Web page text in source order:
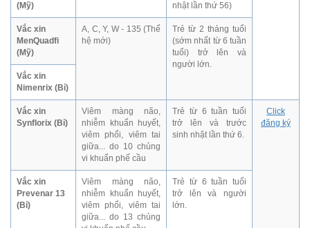
(Mỹ)
nhật lần thứ 56)
Vắc xin
MenQuadfi
(Mỹ)
A, C, Y, W - 135 (Thế
hệ mới)
Trẻ từ 2 tháng tuổi
(sớm nhất từ 6 tuần
tuổi) trở lên và
người lớn.
Vắc xin
Nimenrix (Bỉ)
Vắc xin
Synflorix (Bỉ)
Viêm màng não,
nhiễm khuẩn huyết,
viêm phổi, viêm tai
giữa... do 10 chủng
vi khuẩn phế cầu
Trẻ từ 6 tuần tuổi
trở lên và trước
sinh nhật lần thứ 6.
Click
đăng ký
Vắc xin
Prevenar 13
(Bỉ)
Viêm màng não,
nhiễm khuẩn huyết,
viêm phổi, viêm tai
giữa... do 13 chủng
Trẻ từ 6 tuần tuổi
trở lên và người
lớn.